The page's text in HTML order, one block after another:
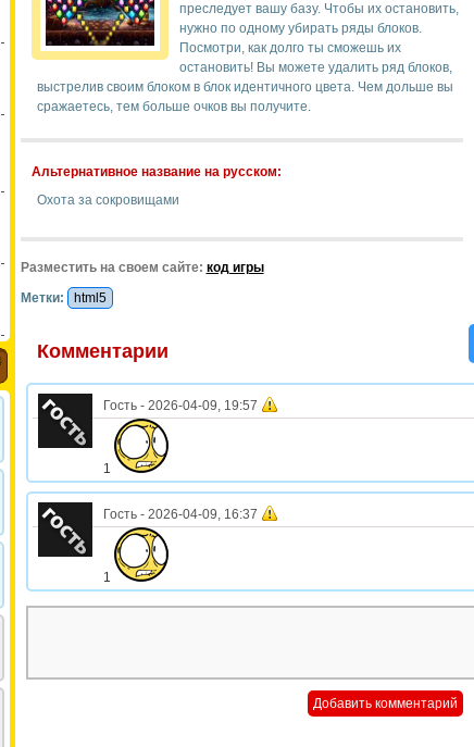
преследует вашу базу. Чтобы их остановить,
нужно по одному убирать ряды блоков.
Посмотри, как долго ты сможешь их
остановить! Вы можете удалить ряд блоков,
выстрелив своим блоком в блок идентичного цвета. Чем дольше вы
сражаетесь, тем больше очков вы получите.
Альтернативное название на русском:
Охота за сокровищами
Разместить на своем сайте: код игры
Метки:
html5
Комментарии
Гость- 2026-04-09, 19:57
1
Гость- 2026-04-09, 16:37
1